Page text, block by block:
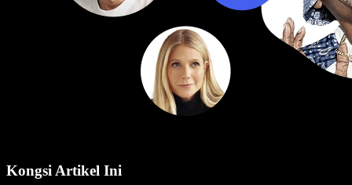
Kongsi Artikel Ini